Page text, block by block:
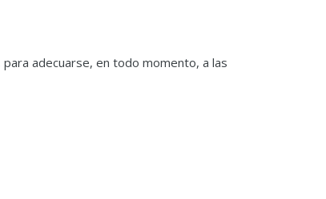
para adecuarse, en todo momento, a las